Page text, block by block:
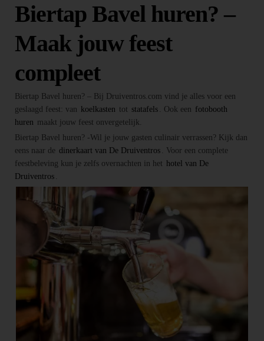
Biertap Bavel huren? –
Maak jouw feest
compleet
Biertap Bavel huren? – Bij Druiventros.com vind je alles voor een
geslaagd feest: van
koelkasten tot statafels . Ook een fotobooth
huren maakt jouw feest onvergetelijk.
Biertap Bavel huren? -Wil je jouw gasten culinair verrassen? Kijk dan
eens naar de dinerkaart van De Druiventros . Voor een complete
feestbeleving kun je zelfs overnachten in het
hotel van De
Druiventros .